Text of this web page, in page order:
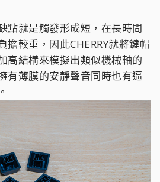
點就是觸發形成短，在長時間
擔較重，因此CHERRY就將鍵帽
高結構來模擬出類似機械軸的
有薄膜的安靜聲音同時也有逼